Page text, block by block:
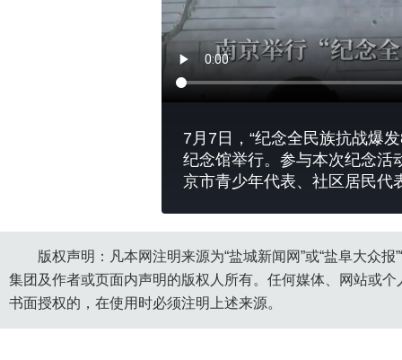
7月7日，“纪念全民族抗战爆
纪念馆举行。参与本次纪念活
京市青少年代表、社区居民代
版权声明：凡本网注明来源为“盐城新闻网”或“盐阜大众
集团及作者或页面内声明的版权人所有。任何媒体、网站或
书面授权的，在使用时必须注明上述来源。